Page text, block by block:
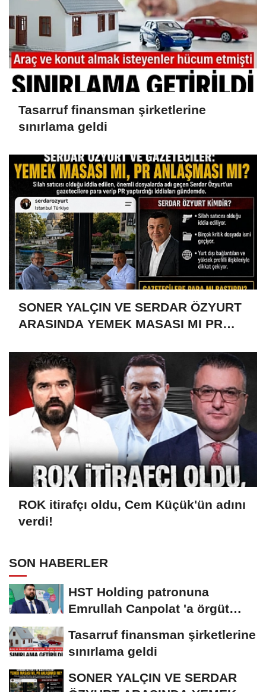
Tasarruf finansman şirketlerine
sınırlama geldi
SONER YALÇIN VE SERDAR ÖZYURT
ARASINDA YEMEK MASASI MI PR
ROK itirafçı oldu, Cem Küçük'ün adını
verdi!
SON HABERLER
HST Holding patronuna
Emrullah Canpolat 'a örgüt
Tasarruf finansman şirketlerine
sınırlama geldi
SONER YALÇIN VE SERDAR